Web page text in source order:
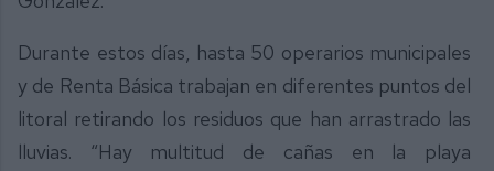
Durante estos días, hasta 50 operarios municipales
y de Renta Básica trabajan en diferentes puntos del
litoral retirando los residuos que han arrastrado las
lluvias. “Hay multitud de cañas en la playa